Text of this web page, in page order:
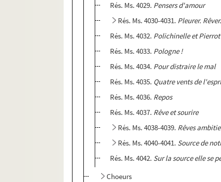
Rés. Ms. 4029. Pensers d'amour
Rés. Ms. 4030-4031. Pleurer.
Rés. Ms. 4032. Polichinelle et Pierrot
Rés. Ms. 4033. Pologne !
Rés. Ms. 4034. Pour distraire le mal
Rés. Ms. 4035. Quatre vents de
Rés. Ms. 4036. Repos
Rés. Ms. 4037. Rêve et sourire
Rés. Ms. 4038-4039. Rêves
Rés. Ms. 4040-4041. Source de
Rés. Ms. 4042. Sur la source elle se
Choeurs